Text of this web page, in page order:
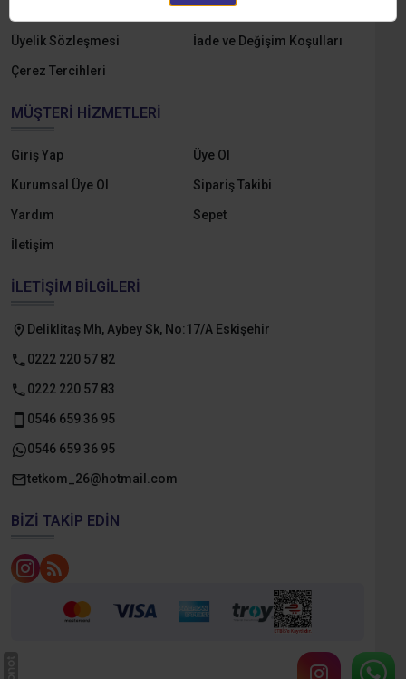
Ödeme ve Teslimat
Üyelik Sözleşmesi İade ve Değişim Koşulları
Çerez Tercihleri
MÜŞTERI HIZMETLERI
Giriş Yap Üye Ol
Kurumsal Üye Ol Sipariş Takibi
Yardım Sepet
İletişim
İLETIŞIM BILGILERI
Deliklitaş Mh, Aybey Sk, No:17/A Eskişehir
0222 220 57 82
0222 220 57 83
0546 659 36 95
0546 659 36 95
tetkom_26@hotmail.com
BIZI TAKIP EDIN